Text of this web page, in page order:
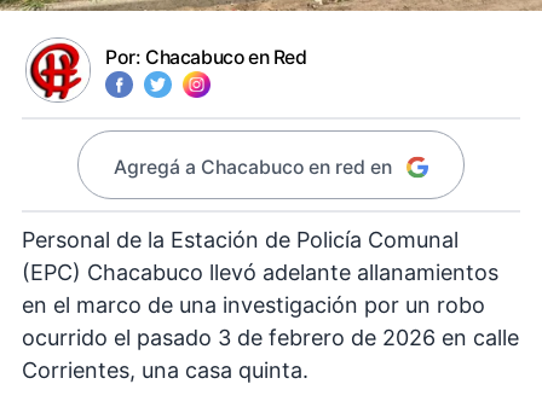
Por: Chacabuco en Red
Agregá a Chacabuco en red en
Personal de la Estación de Policía Comunal
(EPC) Chacabuco llevó adelante allanamientos
en el marco de una investigación por un robo
ocurrido el pasado 3 de febrero de 2026 en calle
Corrientes, una casa quinta.